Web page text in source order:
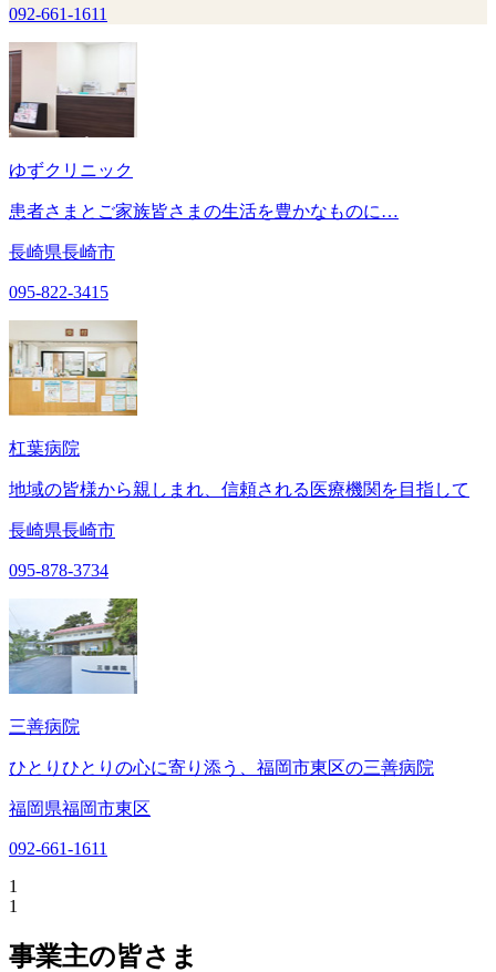
092-661-1611
ゆずクリニック
患者さまとご家族皆さまの生活を豊かなものに…
長崎県長崎市
095-822-3415
杠葉病院
地域の皆様から親しまれ、信頼される医療機関を目指して
長崎県長崎市
095-878-3734
三善病院
ひとりひとりの心に寄り添う、福岡市東区の三善病院
福岡県福岡市東区
092-661-1611
1
1
事業主の皆さま